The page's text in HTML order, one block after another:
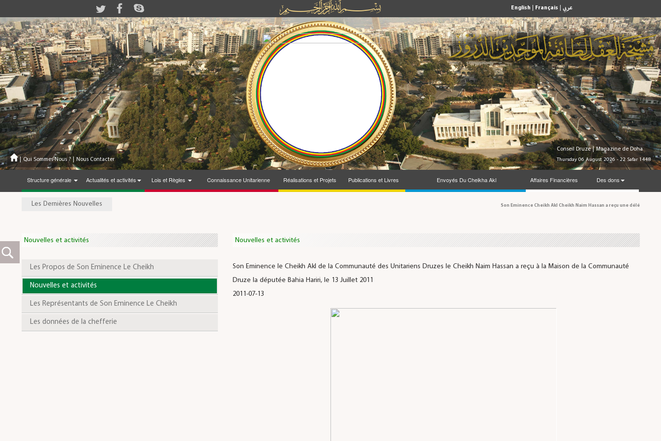
English Français عربي
| Qui Sommes-Nous ? Nous Contacter
Conseil Druze | Magazine de Doha
Thursday 06 August 2026 - 22 Safar 1448
Structure générale Actualités et activités Lois et Règles Connaissance Unitarienne Réalisations et Projets Publications et Livres Envoyés Du Cheikha Akl Affaires Financières Des dons
Les Dernières Nouvelles Son Eminence Cheikh Akl Cheikh Naim Hassan a reçu une délégation du
Nouvelles et activités
Les Propos de Son Eminence Le Cheikh
Nouvelles et activités
Les Représentants de Son Eminence Le Cheikh
Les données de la chefferie
Nouvelles et activités
Son Eminence le Cheikh Akl de la Communauté des Unitariens Druzes le Cheikh Naim Hassan a reçu à la Maison de la Communauté
Druze la députée Bahia Hariri, le 13 Juillet 2011
2011-07-13